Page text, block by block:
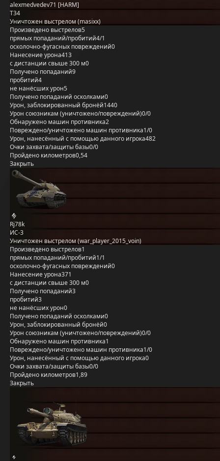
alexmedvedev71 [HARM]
T34
Уничтожен выстрелом (masixx)
Произведено выстрелов5
прямых попаданий/пробитий4/1
осколочно-фугасных повреждений0
Нанесение урона413
с дистанции свыше 300 м0
Получено попаданий9
пробитий4
не нанёсших урон5
Получено попаданий осколками0
Урон, заблокированный бронёй1440
Урон союзникам (уничтожено/повреждений)0/0
Обнаружено машин противника2
Повреждено/уничтожено машин противника1/0
Урон, нанесённый с помощью данного игрока482
Очки захвата/защиты базы0/0
Пройдено километров0,54
Закрыть
Rj78k
ИС-3
Уничтожен выстрелом (war_player_2015_voin)
Произведено выстрелов1
прямых попаданий/пробитий1/1
осколочно-фугасных повреждений0
Нанесение урона371
с дистанции свыше 300 м0
Получено попаданий3
пробитий3
не нанёсших урон0
Получено попаданий осколками0
Урон, заблокированный бронёй0
Урон союзникам (уничтожено/повреждений)0/0
Обнаружено машин противника1
Повреждено/уничтожено машин противника1/0
Урон, нанесённый с помощью данного игрока0
Очки захвата/защиты базы0/0
Пройдено километров1,89
Закрыть